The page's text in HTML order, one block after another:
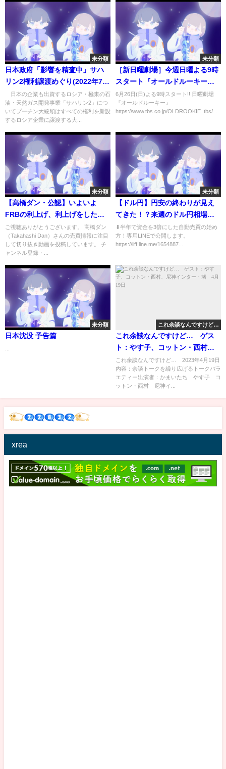
未分類
日本政府「影響を精査中」サハ
リン2権利譲渡めぐり(2022年7月
1日)
日本の企業も出資するロシア・極東の石
油・天然ガス開発事業「サハリン2」につ
いてプーチン大統領はすべての権利を新設
するロシア企業に譲渡する大...
未分類
［新日曜劇場］今週日曜よる9時
スタート『オールドルーキー』
元Jリーガーがスポーツマネージ
メントに!!【過去回はパラビで配
信中】
6月26日(日)よる9時スタート!! 日曜劇場
『オールドルーキー』
https://www.tbs.co.jp/OLDROOKIE_tbs/...
未分類
【高橋ダン・公認】いよいよ
FRBの利上げ、利上げをしたあ
と100%上がる米国株（「間もな
く、歴史的な利上げ リスク高
い？」より切り抜き）高橋ダン
ご視聴ありがとうございます。 高橋ダン
（Takahashi Dan）さんの売買情報に注目
して切り抜き動画を投稿しています。 チ
ャンネル登録・...
未分類
【ドル円】円安の終わりが見え
てきた！？来週のドル円相場の
最新予想／為替相場FXトレード
⬇半年で資金を3倍にした自動売買の始め
方！専用LINEで公開します。
https://liff.line.me/1654887...
未分類
日本沈没 予告篇
...
これ余談なんですけど…
これ余談なんですけど… ゲス
ト：やす子、コットン・西村、
尼神インター・渚 4月19日
これ余談なんですけど… 2023年4月19日
内容：余談トークを繰り広げるトークバラ
エティー出演者：かまいたち やす子 コ
ットン・西村 尼神イ...
xrea